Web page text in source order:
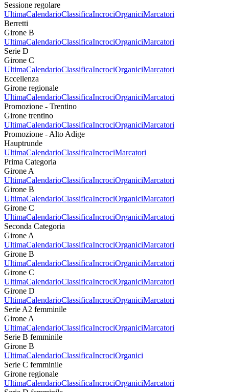
Sessione regolare
UltimaCalendarioClassificaIncrociOrganiciMarcatori
Berretti
Girone B
UltimaCalendarioClassificaIncrociOrganiciMarcatori
Serie D
Girone C
UltimaCalendarioClassificaIncrociOrganiciMarcatori
Eccellenza
Girone regionale
UltimaCalendarioClassificaIncrociOrganiciMarcatori
Promozione - Trentino
Girone trentino
UltimaCalendarioClassificaIncrociOrganiciMarcatori
Promozione - Alto Adige
Hauptrunde
UltimaCalendarioClassificaIncrociMarcatori
Prima Categoria
Girone A
UltimaCalendarioClassificaIncrociOrganiciMarcatori
Girone B
UltimaCalendarioClassificaIncrociOrganiciMarcatori
Girone C
UltimaCalendarioClassificaIncrociOrganiciMarcatori
Seconda Categoria
Girone A
UltimaCalendarioClassificaIncrociOrganiciMarcatori
Girone B
UltimaCalendarioClassificaIncrociOrganiciMarcatori
Girone C
UltimaCalendarioClassificaIncrociOrganiciMarcatori
Girone D
UltimaCalendarioClassificaIncrociOrganiciMarcatori
Serie A2 femminile
Girone A
UltimaCalendarioClassificaIncrociOrganiciMarcatori
Serie B femminile
Girone B
UltimaCalendarioClassificaIncrociOrganici
Serie C femminile
Girone regionale
UltimaCalendarioClassificaIncrociOrganiciMarcatori